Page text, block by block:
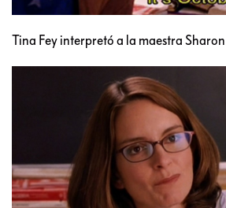
Tina Fey interpretó a la maestra